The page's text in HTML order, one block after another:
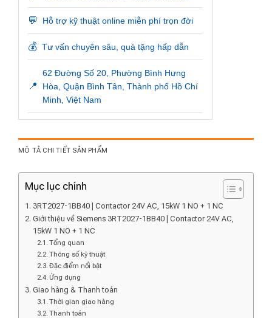
💬 Hỗ trợ kỹ thuật online miễn phí trọn đời
💰 Tư vấn chuyên sâu, quà tặng hấp dẫn
📍
62 Đường Số 20, Phường Bình Hưng
Hòa, Quận Bình Tân, Thành phố Hồ Chí
Minh, Việt Nam
MÔ TẢ CHI TIẾT SẢN PHẨM
Mục lục chính
3RT2027-1BB40 | Contactor 24V AC, 15kW 1 NO + 1 NC
Giới thiệu về Siemens 3RT2027-1BB40 | Contactor 24V AC,
15kW 1 NO + 1 NC
Tổng quan
Thông số kỹ thuật
Đặc điểm nổi bật
Ứng dụng
Giao hàng & Thanh toán
Thời gian giao hàng
Thanh toán